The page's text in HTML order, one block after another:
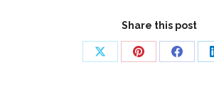
Share this post
Share
Share
Share